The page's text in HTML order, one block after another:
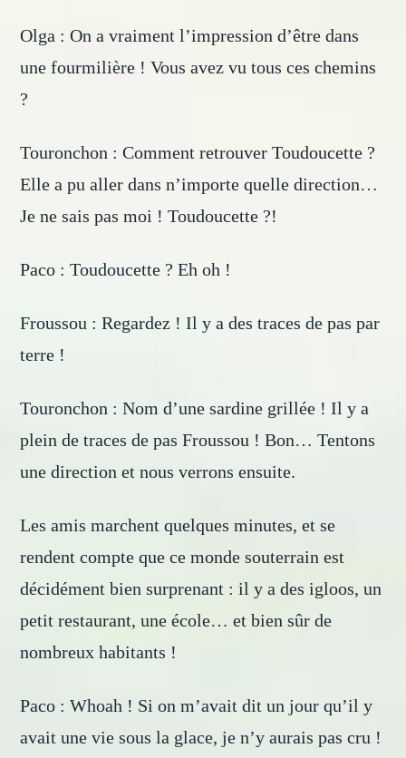
Olga : On a vraiment l’impression d’être dans
une fourmilière ! Vous avez vu tous ces chemins
?
Touronchon : Comment retrouver Toudoucette ?
Elle a pu aller dans n’importe quelle direction…
Je ne sais pas moi ! Toudoucette ?!
Paco : Toudoucette ? Eh oh !
Froussou : Regardez ! Il y a des traces de pas par
terre !
Touronchon : Nom d’une sardine grillée ! Il y a
plein de traces de pas Froussou ! Bon… Tentons
une direction et nous verrons ensuite.
Les amis marchent quelques minutes, et se
rendent compte que ce monde souterrain est
décidément bien surprenant : il y a des igloos, un
petit restaurant, une école… et bien sûr de
nombreux habitants !
Paco : Whoah ! Si on m’avait dit un jour qu’il y
avait une vie sous la glace, je n’y aurais pas cru !